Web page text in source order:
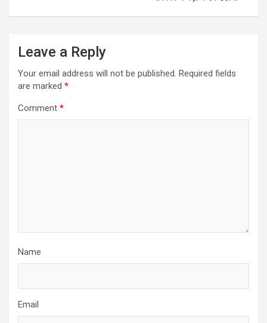
Leave a Reply
Your email address will not be published. Required fields
are marked *
Comment *
Name
Email